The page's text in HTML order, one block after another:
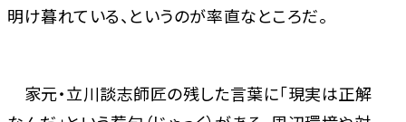
明け暮れている、というのが率直なところだ。
家元・立川談志師匠の残した言葉に「現実は正解